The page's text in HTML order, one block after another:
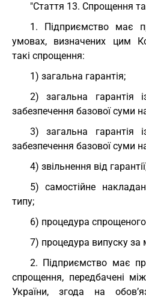
"Стаття 13. Спрощення
1. Підприємство має
умовах, визначених цим
такі спрощення:
1) загальна гарантія;
2) загальна гарантія
забезпечення базової суми
3) загальна гарантія
забезпечення базової суми
4) звільнення від
5) самостійне
типу;
6) процедура
7) процедура випуску за
2. Підприємство має
спрощення, передбачені
України, згода на